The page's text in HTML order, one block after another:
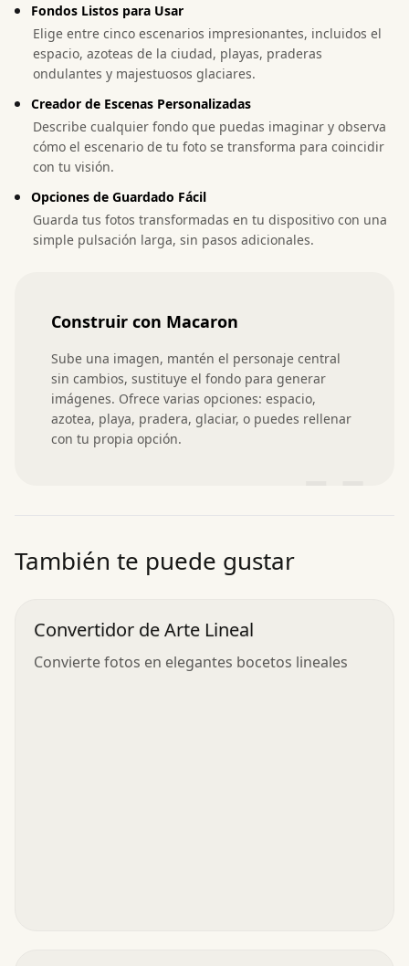
Fondos Listos para Usar
Elige entre cinco escenarios impresionantes, incluidos el
espacio, azoteas de la ciudad, playas, praderas
ondulantes y majestuosos glaciares.
Creador de Escenas Personalizadas
Describe cualquier fondo que puedas imaginar y observa
cómo el escenario de tu foto se transforma para coincidir
con tu visión.
Opciones de Guardado Fácil
Guarda tus fotos transformadas en tu dispositivo con una
simple pulsación larga, sin pasos adicionales.
Construir con Macaron
Sube una imagen, mantén el personaje central
sin cambios, sustituye el fondo para generar
imágenes. Ofrece varias opciones: espacio,
azotea, playa, pradera, glaciar, o puedes rellenar
con tu propia opción.
”
También te puede gustar
Convertidor de Arte Lineal
Convierte fotos en elegantes bocetos lineales